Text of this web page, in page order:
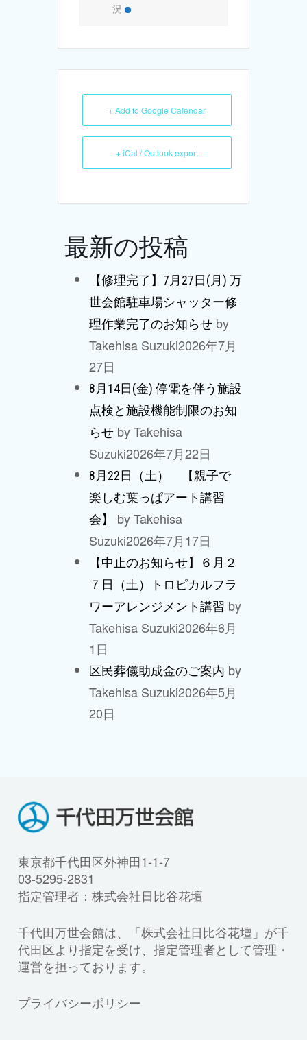
況
+ Add to Google Calendar
+ iCal / Outlook export
最新の投稿
【修理完了】7月27日(月) 万
世会館駐車場シャッター修
理作業完了のお知らせ by
Takehisa Suzuki2026年7月
27日
8月14日(金) 停電を伴う施設
点検と施設機能制限のお知
らせ by Takehisa
Suzuki2026年7月22日
8月22日（土） 【親子で
楽しむ葉っぱアート講習
会】
by Takehisa
Suzuki2026年7月17日
【中止のお知らせ】６月２
７日（土）トロピカルフラ
ワーアレンジメント講習 by
Takehisa Suzuki2026年6月
1日
区民葬儀助成金のご案内 by
Takehisa Suzuki2026年5月
20日
東京都千代田区外神田1-1-7
03-5295-2831
指定管理者：株式会社日比谷花壇
千代田万世会館は、「株式会社日比谷花壇」が千
代田区より指定を受け、指定管理者として管理・
運営を担っております。
プライバシーポリシー